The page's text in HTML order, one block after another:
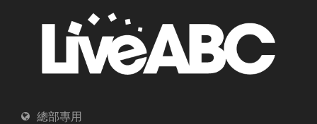
總部專用